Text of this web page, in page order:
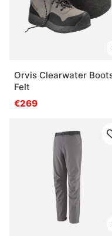
Orvis Clearwater
Felt
€269